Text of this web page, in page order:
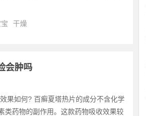
干燥
会肿吗
果如何? 百癣夏塔热片的成分不含化学
类药物的副作用。这款药物吸收效果较